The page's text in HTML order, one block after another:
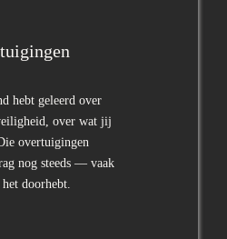
hebt geleerd over
over wat jij
overtuigingen
nog steeds — vaak
doorhebt.